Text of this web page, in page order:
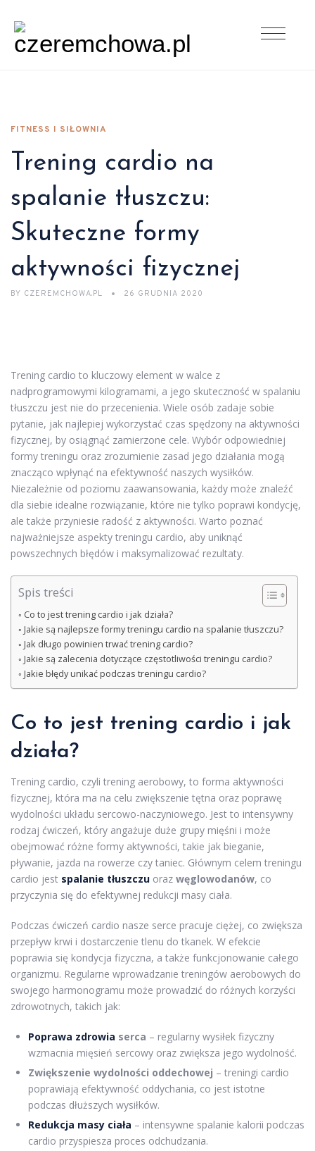
FITNESS I SIŁOWNIA
Trening cardio na
spalanie tłuszczu:
Skuteczne formy
aktywności fizycznej
BY CZEREMCHOWA.PL 26 GRUDNIA 2020
Trening cardio to kluczowy element w walce z
nadprogramowymi kilogramami, a jego skuteczność w spalaniu
tłuszczu jest nie do przecenienia. Wiele osób zadaje sobie
pytanie, jak najlepiej wykorzystać czas spędzony na aktywności
fizycznej, by osiągnąć zamierzone cele. Wybór odpowiedniej
formy treningu oraz zrozumienie zasad jego działania mogą
znacząco wpłynąć na efektywność naszych wysiłków.
Niezależnie od poziomu zaawansowania, każdy może znaleźć
dla siebie idealne rozwiązanie, które nie tylko poprawi kondycję,
ale także przyniesie radość z aktywności. Warto poznać
najważniejsze aspekty treningu cardio, aby uniknąć
powszechnych błędów i maksymalizować rezultaty.
Spis treści
Co to jest trening cardio i jak działa?
Jakie są najlepsze formy treningu cardio na spalanie tłuszczu?
Jak długo powinien trwać trening cardio?
Jakie są zalecenia dotyczące częstotliwości treningu cardio?
Jakie błędy unikać podczas treningu cardio?
Co to jest trening cardio i jak
działa?
Trening cardio, czyli trening aerobowy, to forma aktywności
fizycznej, która ma na celu zwiększenie tętna oraz poprawę
wydolności układu sercowo-naczyniowego. Jest to intensywny
rodzaj ćwiczeń, który angażuje duże grupy mięśni i może
obejmować różne formy aktywności, takie jak bieganie,
pływanie, jazda na rowerze czy taniec. Głównym celem treningu
cardio jest spalanie tłuszczu oraz węglowodanów, co
przyczynia się do efektywnej redukcji masy ciała.
Podczas ćwiczeń cardio nasze serce pracuje ciężej, co zwiększa
przepływ krwi i dostarczenie tlenu do tkanek. W efekcie
poprawia się kondycja fizyczna, a także funkcjonowanie całego
organizmu. Regularne wprowadzanie treningów aerobowych do
swojego harmonogramu może prowadzić do różnych korzyści
zdrowotnych, takich jak:
Poprawa zdrowia serca – regularny wysiłek fizyczny
wzmacnia mięsień sercowy oraz zwiększa jego wydolność.
Zwiększenie wydolności oddechowej – treningi cardio
poprawiają efektywność oddychania, co jest istotne
podczas dłuższych wysiłków.
Redukcja masy ciała – intensywne spalanie kalorii podczas
cardio przyspiesza proces odchudzania.